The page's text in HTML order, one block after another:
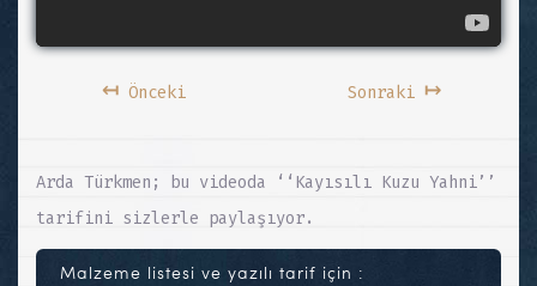
↤Önceki Sonraki ↦
Arda Türkmen; bu videoda ‘‘Kayısılı Kuzu Yahni’’
tarifini sizlerle paylaşıyor.
Malzeme listesi ve yazılı tarif için :